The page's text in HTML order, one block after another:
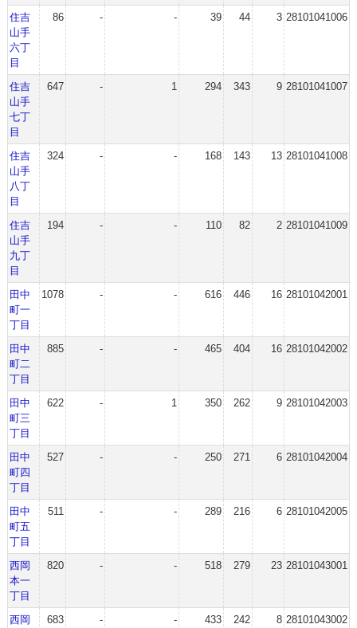
住吉
山手
六丁
目
86 - - 39 44 3 28101041006
住吉
山手
七丁
目
647 - 1 294 343 9 28101041007
住吉
山手
八丁
目
324 - - 168 143 13 28101041008
住吉
山手
九丁
目
194 - - 110 82 2 28101041009
田中
町一
丁目
1078 - - 616 446 16 28101042001
田中
町二
丁目
885 - - 465 404 16 28101042002
田中
町三
丁目
622 - 1 350 262 9 28101042003
田中
町四
丁目
527 - - 250 271 6 28101042004
田中
町五
丁目
511 - - 289 216 6 28101042005
西岡
本一
丁目
820 - - 518 279 23 28101043001
西岡
683 - - 433 242 8 28101043002